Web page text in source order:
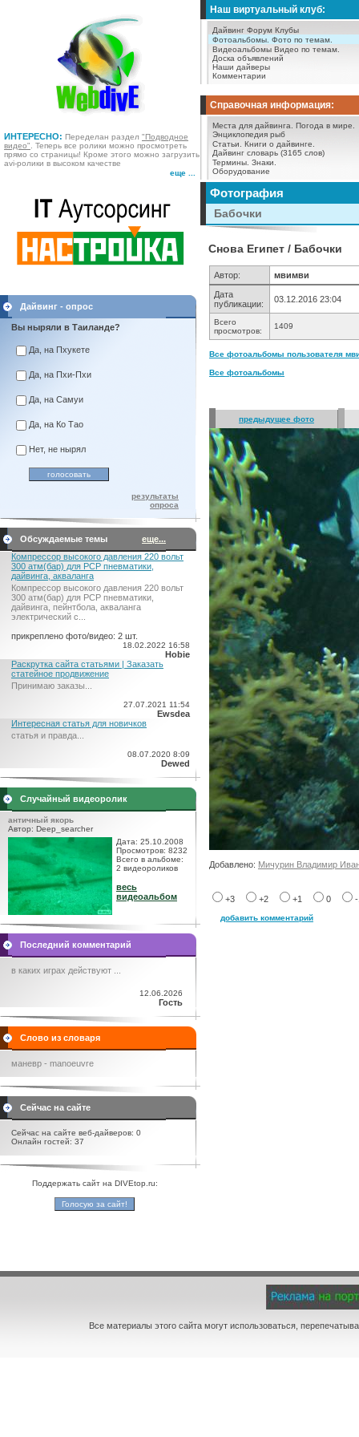
ИНТЕРЕСНО: Переделан раздел "Подводное
видео" . Теперь все ролики можно просмотреть
прямо со страницы! Кроме этого можно загрузить
avi-ролики в высоком качестве
еще ...
Наш виртуальный клуб:
Дайвинг Форум Клубы
Фотоальбомы. Фото по темам.
Видеоальбомы Видео по темам.
Доска объявлений
Наши дайверы
Комментарии
Справочная информация:
Места для дайвинга.
Погода в мире.
Энциклопедия рыб
Статьи.
Книги о дайвинге.
Дайвинг словарь (3165 слов)
Термины. Знаки.
Оборудование
Дайвинг - опрос
Вы ныряли в Таиланде?
Да, на Пхукете
Да, на Пхи-Пхи
Да, на Самуи
Да, на Ко Тао
Нет, не нырял
результаты
опроса
Обсуждаемые темы
еще...
Компрессор высокого давления 220 вольт
300 атм(бар) для PCP пневматики,
дайвинга, акваланга
Компрессор высокого давления 220 вольт
300 атм(бар) для PCP пневматики,
дайвинга, пейнтбола, акваланга
электрический c...
прикреплено фото/видео: 2 шт.
18.02.2022 16:58
Hobie
Раскрутка сайта статьями | Заказать
статейное продвижение
Принимаю заказы...
27.07.2021 11:54
Ewsdea
Интересная статья для новичков
статья и правда...
08.07.2020 8:09
Dewed
Случайный видеоролик
античный якорь
Автор: Deep_searcher
Дата: 25.10.2008
Просмотров: 8232
Всего в альбоме:
2 видеороликов
весь
видеоальбом
Последний комментарий
в каких играх действуют ...
12.06.2026
Гость
Слово из словаря
маневр - manoeuvre
Сейчас на сайте
Сейчас на сайте веб-дайверов: 0
Онлайн гостей: 37
Поддержать сайт на DIVEtop.ru:
Фотография
Бабочки
Снова Египет / Бабочки
Автор:
мвимви
Дата
публикации:
03.12.2016 23:04
Всего
просмотров:
1409
Все фотоальбомы пользователя
Все фотоальбомы
предыдущее фото
Добавлено: Мичурин Владимир
+3 +2 +1 0
добавить комментарий
Все материалы этого сайта могут использоваться,